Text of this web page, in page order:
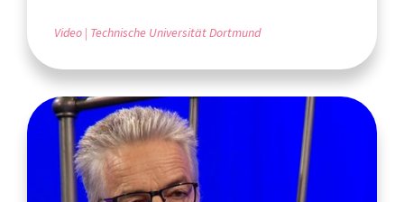
Video Technische Universität Dortmund